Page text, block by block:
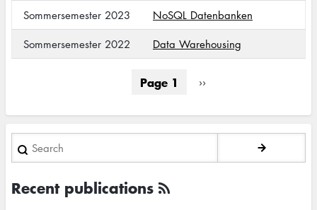
Sommersemester 2023 NoSQL Datenbanken
Sommersemester 2022 Data Warehousing
Page 1
Next
››
Search
Recent publications